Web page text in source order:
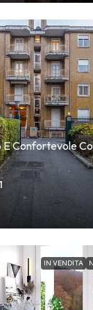
E Confortevole
1
IN VENDITA